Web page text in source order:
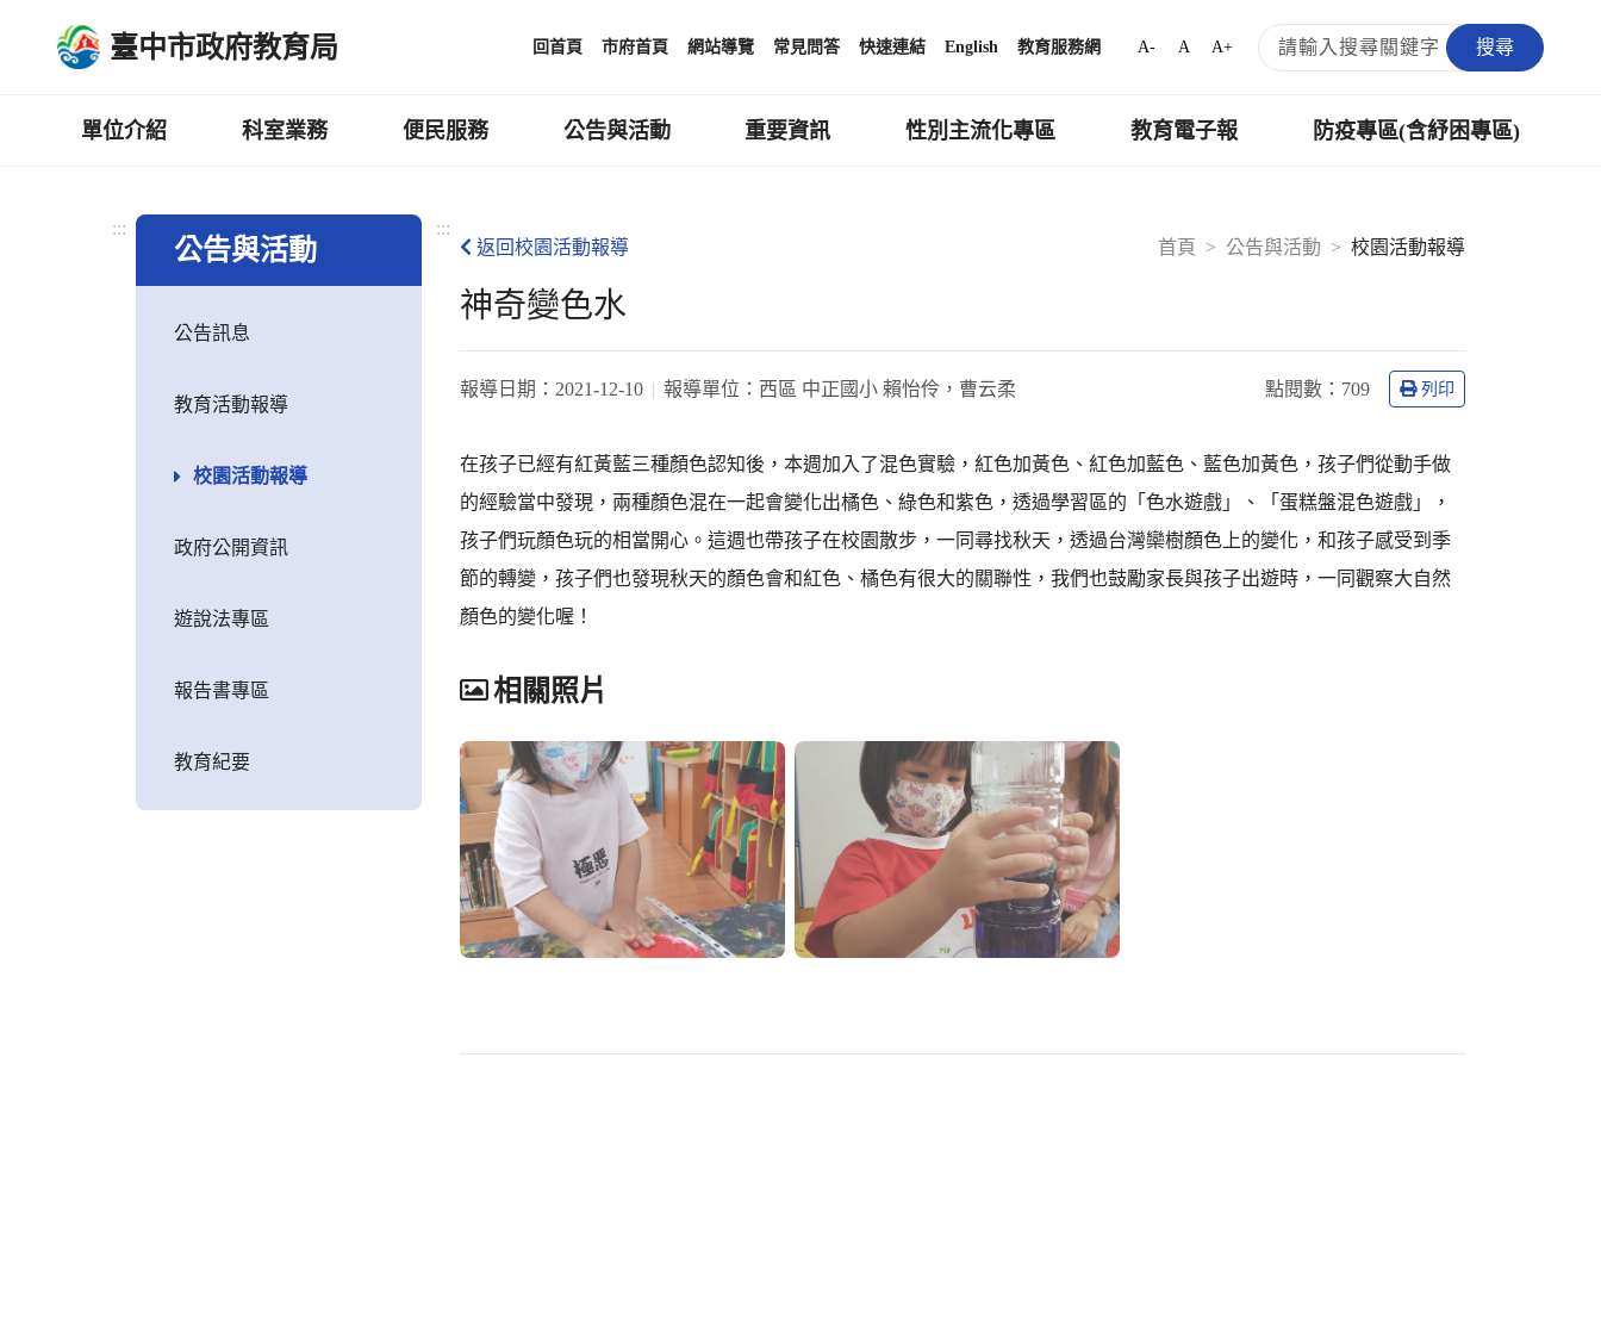
臺中市政府教育局 回首頁 市府首頁 網站導覽 常見問答 快速連結 English 教育服務網 A- A A+ 搜尋
單位介紹 科室業務 便民服務 公告與活動 重要資訊 性別主流化專區 教育電子報 防疫專區(含紓困專區)
:::
公告與活動
公告訊息
教育活動報導
校園活動報導
政府公開資訊
遊說法專區
報告書專區
教育紀要
:::
首頁
公告與活動 校園活動報導
返回校園活動報導
神奇變色水
報導日期： 2021-12-10 報導單位： 西區 中正國小 賴怡伶，曹云柔 點閱數： 709 列印
在孩子已經有紅黃藍三種顏色認知後，本週加入了混色實驗，紅色加黃色、紅色加藍色、藍色加黃色，孩子們從動手做
的經驗當中發現，兩種顏色混在一起會變化出橘色、綠色和紫色，透過學習區的「色水遊戲」、「蛋糕盤混色遊戲」，
孩子們玩顏色玩的相當開心。這週也帶孩子在校園散步，一同尋找秋天，透過台灣欒樹顏色上的變化，和孩子感受到季
節的轉變，孩子們也發現秋天的顏色會和紅色、橘色有很大的關聯性，我們也鼓勵家長與孩子出遊時，一同觀察大自然
顏色的變化喔！
相關照片